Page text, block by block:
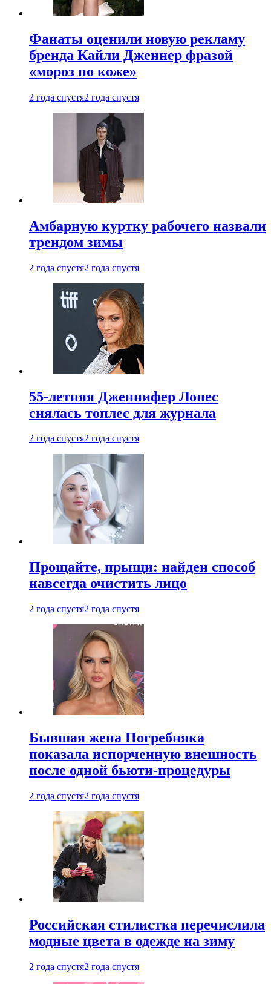
Фанаты оценили новую рекламу
бренда Кайли Дженнер фразой
«мороз по коже»
2 года спустя2 года спустя
Амбарную куртку рабочего назвали
трендом зимы
2 года спустя2 года спустя
55-летняя Дженнифер Лопес
снялась топлес для журнала
2 года спустя2 года спустя
Прощайте, прыщи: найден способ
навсегда очистить лицо
2 года спустя2 года спустя
Бывшая жена Погребняка
показала испорченную внешность
после одной бьюти-процедуры
2 года спустя2 года спустя
Российская стилистка перечислила
модные цвета в одежде на зиму
2 года спустя2 года спустя